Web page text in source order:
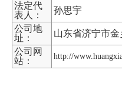
法定代
表人：
孙思宇
公司地
址：
山东省济宁市
公司网
站：
http://